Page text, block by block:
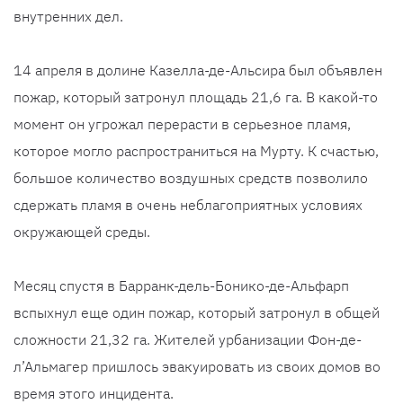
внутренних дел.
14 апреля в долине Казелла-де-Альсира был объявлен
пожар, который затронул площадь 21,6 га. В какой-то
момент он угрожал перерасти в серьезное пламя,
которое могло распространиться на Мурту. К счастью,
большое количество воздушных средств позволило
сдержать пламя в очень неблагоприятных условиях
окружающей среды.
Месяц спустя в Барранк-дель-Бонико-де-Альфарп
вспыхнул еще один пожар, который затронул в общей
сложности 21,32 га. Жителей урбанизации Фон-де-
л’Альмагер пришлось эвакуировать из своих домов во
время этого инцидента.